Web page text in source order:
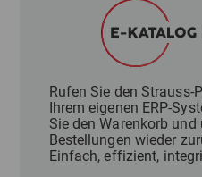
Rufen Sie den
Ihrem eigenen ERP-
Sie den Warenkorb
Bestellungen wieder
Einfach, effizient,